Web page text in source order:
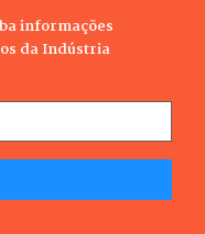
informações
da Indústria